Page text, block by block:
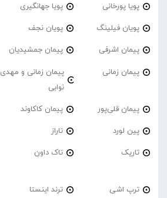
پویا پورخانی پویا جهانگیری
پویان فیلینگ پویان نجف
پیمان اشرفی پیمان جمشیدیان
پیمان زمانی
پیمان زمانی و مهدی
نوابی
پیمان قلی‌پور پیمان کاکاوند
پین لورد تاراز
تاریک تاک داون
ترپ اشی ترند اینستا